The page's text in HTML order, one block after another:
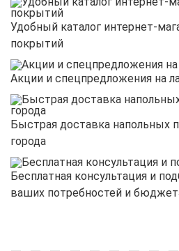
Удобный каталог интернет-
покрытий
Акции и спецпредложения на
Быстрая доставка напольных
города
Бесплатная консультация и
ваших потребностей и